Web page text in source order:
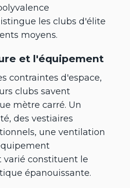
les clubs d'élite
moyens.
et l'équipement
contraintes d'espace,
clubs savent
mètre carré. Un
des vestiaires
une ventilation
constituent le
épanouissante.